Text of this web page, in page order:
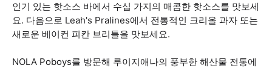
인기 있는 핫소스 바에서 수십 가지의 매콤한 핫소스를 맛보세
요. 다음으로 Leah's Pralines에서 전통적인 크리올 과자 또는
새로운 베이컨 피칸 브리틀을 맛보세요.
NOLA Poboys를 방문해 루이지애나의 풍부한 해산물 전통에